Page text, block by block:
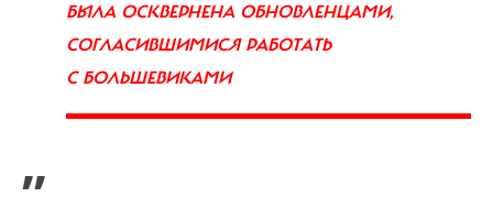
БЫЛА ОСКВЕРНЕНА ОБНОВЛЕНЦАМИ,
СОГЛАСИВШИМИСЯ РАБОТАТЬ
С БОЛЬШЕВИКАМИ